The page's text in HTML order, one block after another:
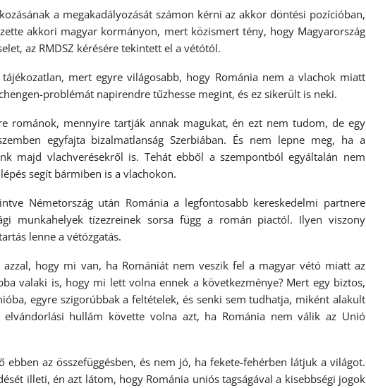
a megakadályozását számon kérni az akkor döntési pozícióban,
akkori magyar kormányon, mert közismert tény, hogy Magyarország
az RMDSZ kérésére tekintett el a vétótól.
mert egyre világosabb, hogy Románia nem a vlachok miatt
problémát napirendre tűzhesse megint, és ez sikerült is neki.
mennyire tartják annak magukat, én ezt nem tudom, de egy
egyfajta bizalmatlanság Szerbiában. És nem lepne meg, ha a
majd vlachverésekről is. Tehát ebből a szempontból egyáltalán nem
segít bármiben is a vlachokon.
Németország után Románia a legfontosabb kereskedelmi partnere
munkahelyek tízezreinek sorsa függ a román piactól. Ilyen viszony
lenne a vétózgatás.
hogy mi van, ha Romániát nem veszik fel a magyar vétó miatt az
valaki is, hogy mi lett volna ennek a következménye? Mert egy biztos,
egyre szigorúbbak a feltételek, és senki sem tudhatja, miként alakult
hullám követte volna azt, ha Románia nem válik az Unió
ebben az összefüggésben, és nem jó, ha fekete-fehérben látjuk a világot.
illeti, én azt látom, hogy Románia uniós tagságával a kisebbségi jogok